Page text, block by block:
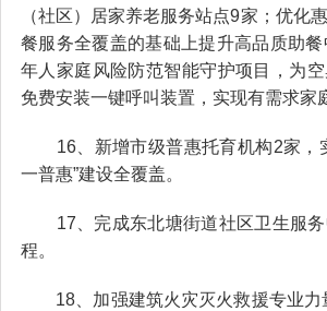
（社区）居家养老服务站点9家；优化
餐服务全覆盖的基础上提升高品质助
年人家庭风险防范智能守护项目，为
免费安装一键呼叫装置，实现有需求家
16、新增市级普惠托育机构2家，
一普惠”建设全覆盖。
17、完成东北塘街道社区卫生服务
程。
18、加强建筑火灾灭火救援专业力